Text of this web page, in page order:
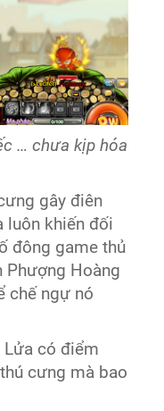
… chưa kịp hóa
gây điên
luôn khiến đối
đông game thủ
Phượng Hoàng
chế ngự nó
Lửa có điểm
cưng mà bao